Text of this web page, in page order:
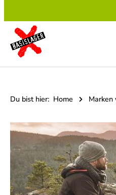
Du bist hier: Home Marken